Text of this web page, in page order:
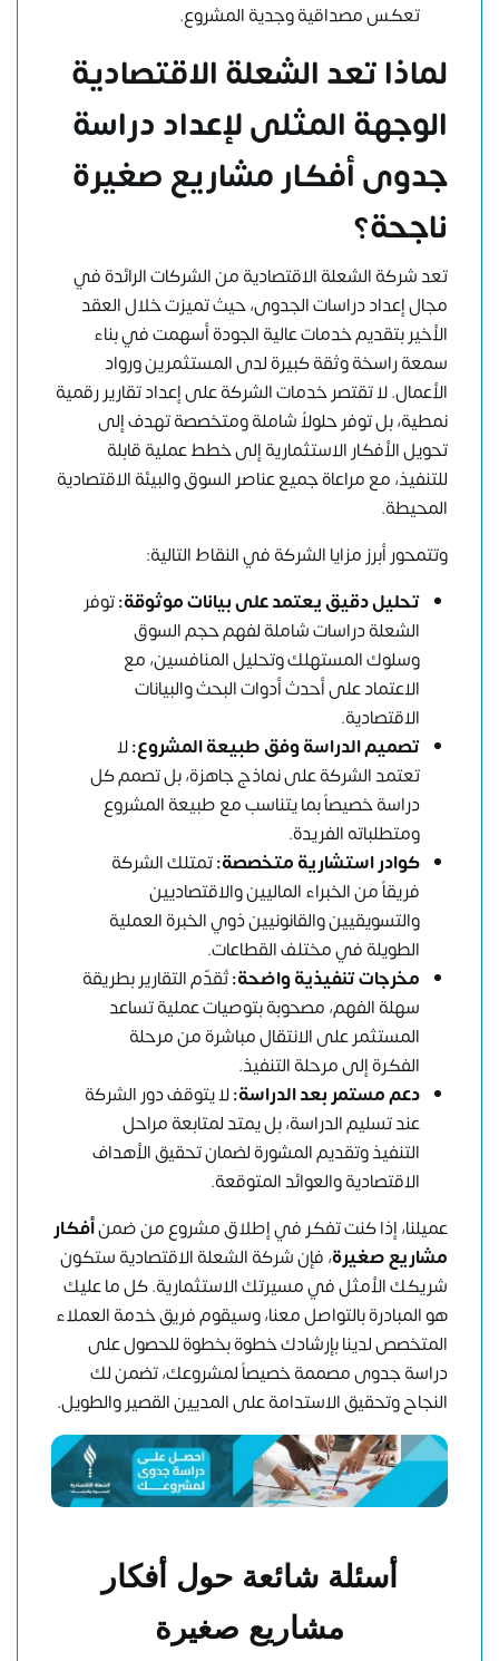
تعكس مصداقية وجدية المشروع.
لماذا تعد الشعلة الاقتصادية
الوجهة المثلى لإعداد دراسة
جدوىأفكار مشاريع صغيرة
ناجحة؟
تعدشركة الشعلة الاقتصاديةمن الشركات الرائدة في
مجال إعداد دراسات الجدوى، حيث تميزت خلال العقد
الأخير بتقديم خدمات عالية الجودة أسهمت في بناء
سمعة راسخة وثقة كبيرة لدى المستثمرين ورواد
الأعمال. لا تقتصر خدمات الشركة على إعداد تقارير رقمية
نمطية، بل توفر حلولاً شاملة ومتخصصة تهدف إلى
تحويل الأفكار الاستثمارية إلى خطط عملية قابلة
للتنفيذ، مع مراعاة جميع عناصر السوق والبيئة الاقتصادية
المحيطة.
وتتمحور أبرز مزايا الشركة في النقاط التالية:
تحليل دقيق يعتمد على بيانات موثوقة:توفر
الشعلة دراسات شاملة لفهم حجم السوق
وسلوك المستهلك وتحليل المنافسين، مع
الاعتماد على أحدث أدوات البحث والبيانات
الاقتصادية.
تصميم الدراسة وفق طبيعة المشروع:لا
تعتمد الشركة على نماذج جاهزة، بل تصمم كل
دراسة خصيصاً بما يتناسب مع طبيعة المشروع
ومتطلباته الفريدة.
كوادر استشارية متخصصة:تمتلك الشركة
فريقاً من الخبراء الماليين والاقتصاديين
والتسويقيين والقانونيين ذوي الخبرة العملية
الطويلة في مختلف القطاعات.
مخرجات تنفيذية واضحة:تُقدّم التقارير بطريقة
سهلة الفهم، مصحوبة بتوصيات عملية تساعد
المستثمر على الانتقال مباشرة من مرحلة
الفكرة إلى مرحلة التنفيذ.
دعم مستمر بعد الدراسة:لا يتوقف دور الشركة
عند تسليم الدراسة، بل يمتد لمتابعة مراحل
التنفيذ وتقديم المشورة لضمان تحقيق الأهداف
الاقتصادية والعوائد المتوقعة.
عميلنا، إذا كنت تفكر في إطلاق مشروع من ضمنأفكار
مشاريع صغيرة، فإن شركة الشعلة الاقتصادية ستكون
شريكك الأمثل في مسيرتك الاستثمارية. كل ما عليك
هو المبادرةبالتواصل معنا، وسيقوم فريق خدمة العملاء
المتخصص لدينا بإرشادك خطوة بخطوة للحصول على
دراسة جدوى مصممة خصيصاً لمشروعك، تضمن لك
النجاح وتحقيق الاستدامة على المديين القصير والطويل.
أسئلة شائعة حول أفكار
مشاريع صغيرة